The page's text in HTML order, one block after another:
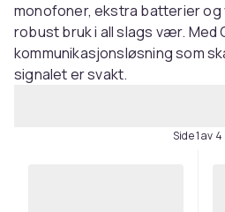
monofoner, ekstra batterier
robust bruk i all slags vær. Med
kommunikasjonsløsning som
signalet er svakt.
Side 1 av 4